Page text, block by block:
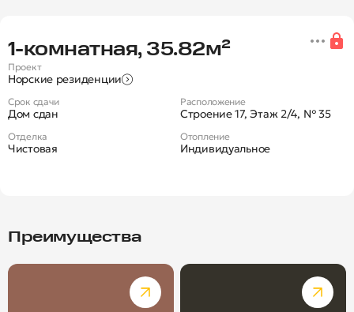
Новая 1-комнатная квартира в
1‑комнатная, 35.82м²
Проект
Норские резиденции
Срок сдачи
Дом сдан
Расположение
Строение 17, Этаж 2/4, № 35
Отделка
Чистовая
Отопление
Индивидуальное
Преимущества